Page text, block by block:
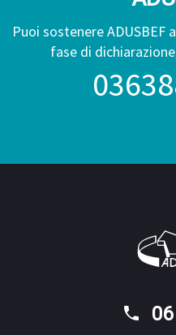
Puoi sostenere ADUSBEF
fase di